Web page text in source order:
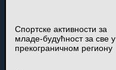
Спортске активности за
младе-будућност за све у
прекограничном региону